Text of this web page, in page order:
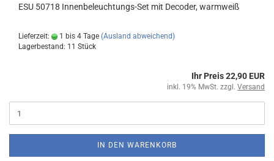
ESU 50718 Innenbeleuchtungs-Set mit Decoder, warmweiß
Lieferzeit: 1 bis 4 Tage (Ausland abweichend)
Lagerbestand: 11 Stück
Ihr Preis 22,90 EUR
inkl. 19% MwSt. zzgl. Versand
IN DEN WARENKORB